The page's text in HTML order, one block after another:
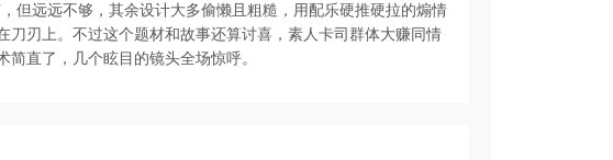
但远远不够，其余设计大多偷懒且粗糙，用配乐硬推硬拉的煽情
刀刃上。不过这个题材和故事还算讨喜，素人卡司群体大赚同情
直了，几个眩目的镜头全场惊呼。